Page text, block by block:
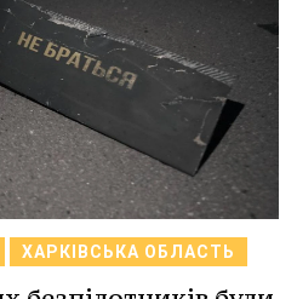
ХАРКІВСЬКА ОБЛАСТЬ